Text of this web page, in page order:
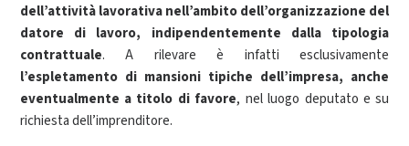
dell’attività lavorativa nell’ambito dell’organizzazione del
datore di lavoro, indipendentemente dalla tipologia
contrattuale. A rilevare è infatti esclusivamente
l’espletamento di mansioni tipiche dell’impresa, anche
eventualmente a titolo di favore, nel luogo deputato e su
richiesta dell’imprenditore.